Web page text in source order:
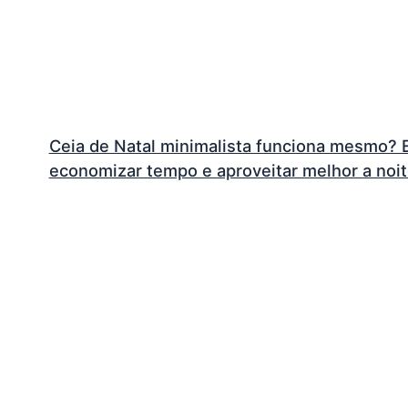
Ceia de Natal minimalista funciona mesmo?
economizar tempo e aproveitar melhor a